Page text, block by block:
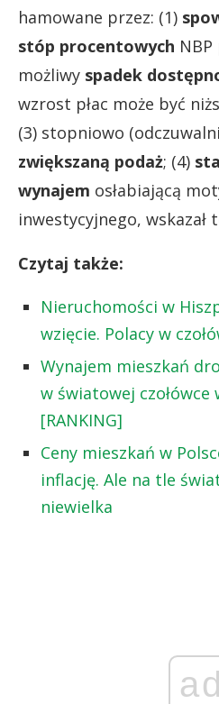
hamowane przez: (1)
stóp procentowych NBP
możliwy spadek
wzrost płac może być
(3) stopniowo
zwiększaną podaż; (4)
wynajem osłabiającą
inwestycyjnego, wskazał
Czytaj także:
Nieruchomości w
wzięcie. Polacy w
Wynajem mieszkań
w światowej
[RANKING]
Ceny mieszkań w
inflację. Ale na tle
niewielka
ad